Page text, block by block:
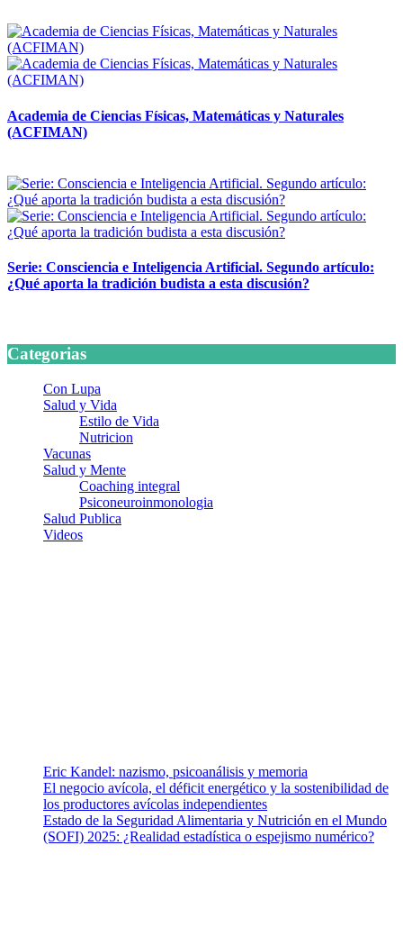
Academia de Ciencias Físicas, Matemáticas y Naturales
(ACFIMAN)
Serie: Consciencia e Inteligencia Artificial. Segundo artículo:
¿Qué aporta la tradición budista a esta discusión?
Categorias
Con Lupa
Salud y Vida
Estilo de Vida
Nutricion
Vacunas
Salud y Mente
Coaching integral
Psiconeuroinmonologia
Salud Publica
Videos
Eric Kandel: nazismo, psicoanálisis y memoria
El negocio avícola, el déficit energético y la sostenibilidad de
los productores avícolas independientes
Estado de la Seguridad Alimentaria y Nutrición en el Mundo
(SOFI) 2025: ¿Realidad estadística o espejismo numérico?